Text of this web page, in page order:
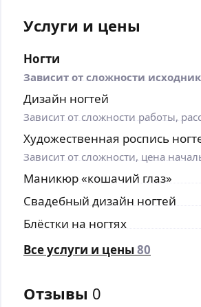
Услуги и цены
Ногти
Зависит от сложности
Дизайн ногтей
Зависит от сложности работы,
Художественная роспись
Зависит от сложности, цена
Маникюр «кошачий глаз»
Свадебный дизайн ногтей
Блёстки на ногтях
Все услуги и цены80
Отзывы 0